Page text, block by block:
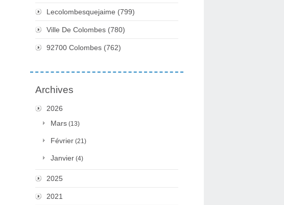
Lecolombesquejaime (799)
Ville De Colombes (780)
92700 Colombes (762)
Archives
2026
Mars (13)
Février (21)
Janvier (4)
2025
2021